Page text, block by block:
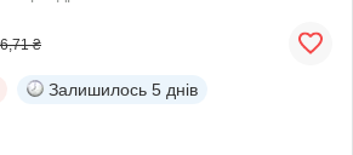
₴
Залишилось 5 днів